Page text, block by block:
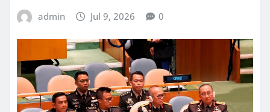
admin Jul 9, 2026 0